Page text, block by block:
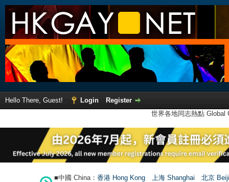
Hello There, Guest! Login
Register
世界各地同志熱點
■中國 China： 香港 Hong Kong 上海 Shanghai
北京